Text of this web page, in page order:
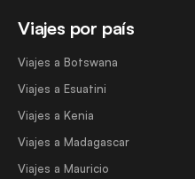
Viajes por país
Viajes a Botswana
Viajes a Esuatini
Viajes a Kenia
Viajes a Madagascar
Viajes a Mauricio